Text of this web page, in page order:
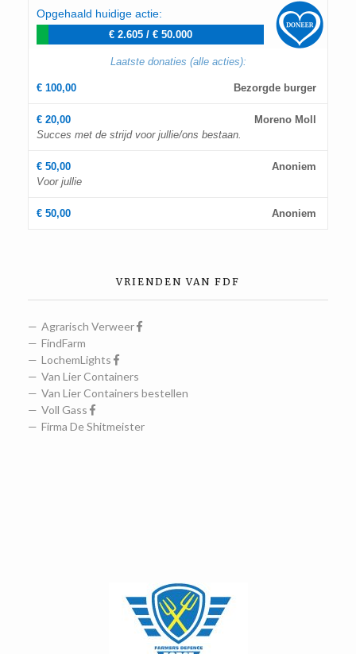
Opgehaald huidige actie:
€ 2.605/ € 50.000
Laatste donaties (alle acties):
Bezorgde burger
€ 100,00
Moreno Moll
€ 20,00
Succes met de strijd voor jullie/ons bestaan.
Anoniem
€ 50,00
Voor jullie
Anoniem
€ 50,00
VRIENDEN VAN FDF
Agrarisch Verweer
FindFarm
LochemLights
Van Lier Containers
Van Lier Containers bestellen
Voll Gass
Firma De Shitmeister